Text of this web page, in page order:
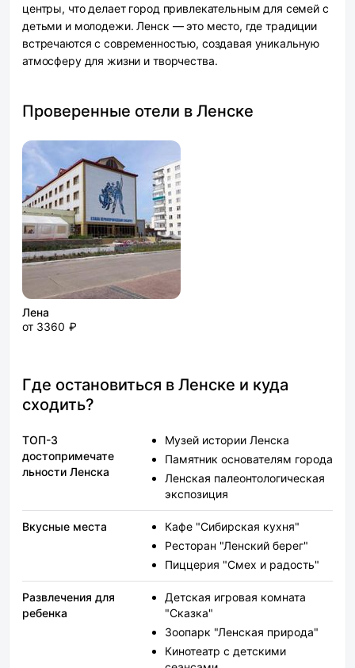
центры, что делает город привлекательным для семей с
детьми и молодежи. Ленск — это место, где традиции
встречаются с современностью, создавая уникальную
атмосферу для жизни и творчества.
Проверенные отели в Ленске
Лена
от 3360 ₽
Где остановиться в Ленске и куда
сходить?
ТОП-3
достопримечате
льности Ленска
Музей истории Ленска
Памятник основателям города
Ленская палеонтологическая
экспозиция
Вкусные места
Кафе "Сибирская кухня"
Ресторан "Ленский берег"
Пиццерия "Смех и радость"
Развлечения для
ребенка
Детская игровая комната
"Сказка"
Зоопарк "Ленская природа"
Кинотеатр с детскими